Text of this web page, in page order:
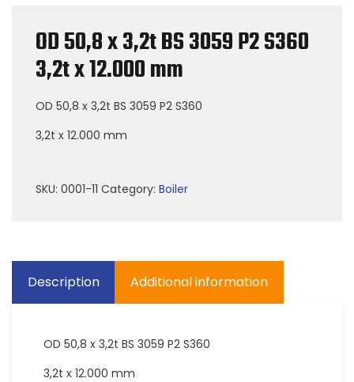
OD 50,8 x 3,2t BS 3059 P2 S360
3,2t x 12.000 mm
OD 50,8 x 3,2t BS 3059 P2 S360
3,2t x 12.000 mm
SKU: 0001-11 Category: Boiler
Description Additional information
OD 50,8 x 3,2t BS 3059 P2 S360
3,2t x 12.000 mm